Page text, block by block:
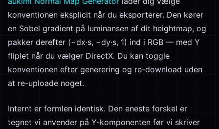
konventionen eksplicit når du eksporterer. Den kører
en Sobel gradient på luminansen af dit heightmap, og
pakker derefter (−dx·s, −dy·s, 1) ind i RGB — med Y
fliplet når du vælger DirectX. Du kan toggle
konventionen efter generering og re-download uden
at re-uploade noget.
Internt er formlen identisk. Den eneste forskel er
tegnet vi anvender på Y-komponenten før vi skriver